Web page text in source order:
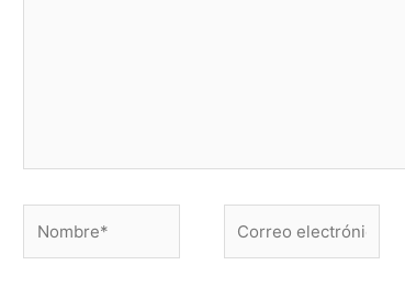
electrónico*